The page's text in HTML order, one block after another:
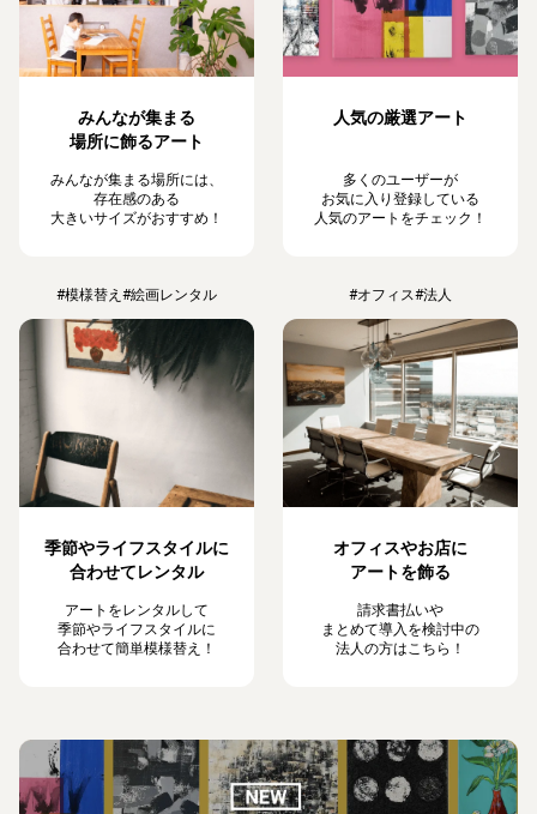
みんなが集まる
場所に飾るアート
みんなが集まる場所には、
存在感のある
大きいサイズがおすすめ！
人気の厳選アート
多くのユーザーが
お気に入り登録している
人気のアートをチェック！
#模様替え #絵画レンタル
季節やライフスタイルに
合わせてレンタル
アートをレンタルして
季節やライフスタイルに
合わせて簡単模様替え！
#オフィス#法人
オフィスやお店に
アートを飾る
請求書払いや
まとめて導入を検討中の
法人の方はこちら！